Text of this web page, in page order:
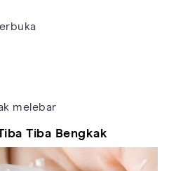
melebar
Tiba Bengkak